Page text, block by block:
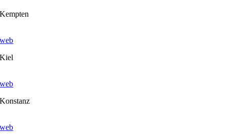
Kempten
web
Kiel
web
Konstanz
web